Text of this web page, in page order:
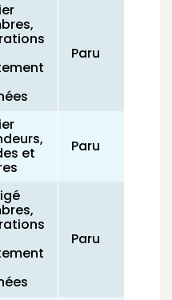
Paru
et Paru
Paru